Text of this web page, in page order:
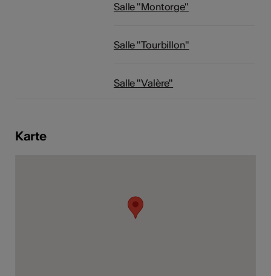
Salle "Montorge"
Salle "Tourbillon"
Salle "Valère"
Karte